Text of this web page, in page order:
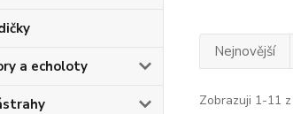
a echoloty
Nejnovější
Zobrazuji 1-11